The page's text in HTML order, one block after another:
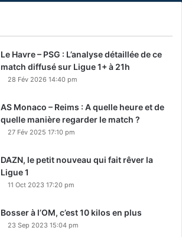
Le Havre – PSG : L’analyse détaillée de ce
match diffusé sur Ligue 1+ à 21h
28 Fév 2026 14:40 pm
AS Monaco – Reims : A quelle heure et de
quelle manière regarder le match ?
27 Fév 2025 17:10 pm
DAZN, le petit nouveau qui fait rêver la
Ligue 1
11 Oct 2023 17:20 pm
Bosser à l’OM, c’est 10 kilos en plus
23 Sep 2023 15:04 pm